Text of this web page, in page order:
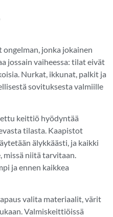
jonka jokainen
jossain vaiheessa: tilat eivät
Nurkat, ikkunat, palkit ja
sovituksesta valmiille
keittiö hyödyntää
tilasta. Kaapistot
älykkäästi, ja kaikki
niitä tarvitaan.
ja ennen kaikkea
valita materiaalit, värit
Valmiskeittiöissä